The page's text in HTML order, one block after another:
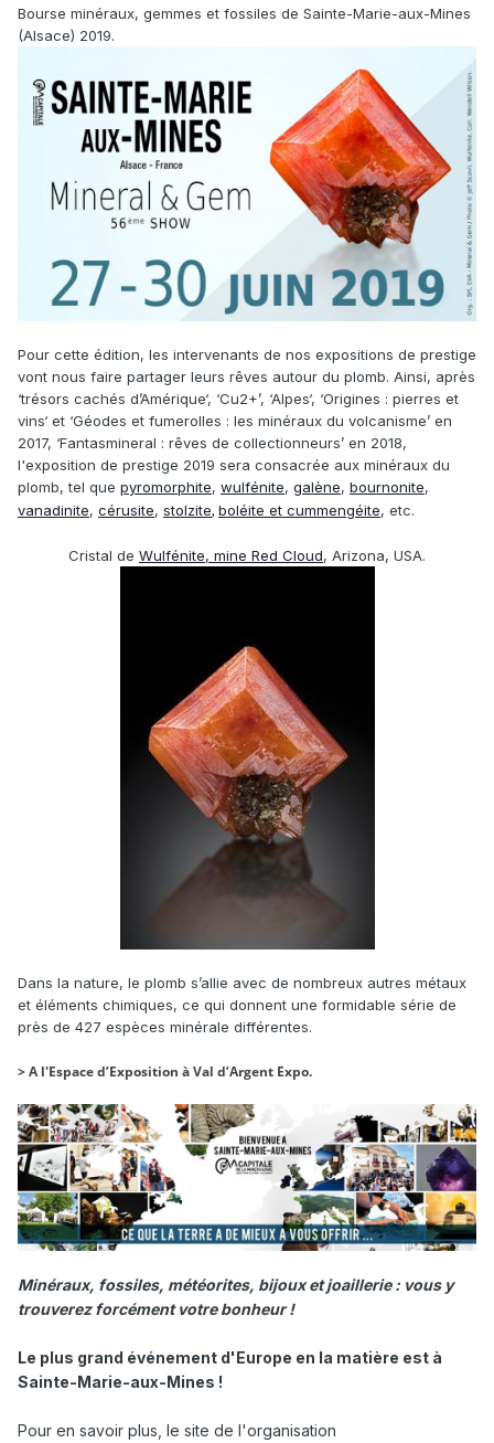
Bourse minéraux, gemmes et fossiles de Sainte-Marie-aux-Mines
(Alsace) 2019.
Pour cette édition, les intervenants de nos expositions de prestige
vont nous faire partager leurs rêves autour du plomb. Ainsi, après
‘trésors cachés d’Amérique‘, ‘Cu2+’, ‘Alpes‘, ‘Origines : pierres et
vins‘ et ‘Géodes et fumerolles : les minéraux du volcanisme’ en
2017, ‘Fantasmineral : rêves de collectionneurs’ en 2018,
l'exposition de prestige 2019 sera consacrée aux minéraux du
plomb, tel que pyromorphite, wulfénite, galène, bournonite,
vanadinite, cérusite, stolzite, boléite et cummengéite, etc.
Cristal de Wulfénite, mine Red Cloud, Arizona, USA.
Dans la nature, le plomb s’allie avec de nombreux autres métaux
et éléments chimiques, ce qui donnent une formidable série de
près de 427 espèces minérale différentes.
> A l'Espace d’Exposition à Val d’Argent Expo.
Minéraux, fossiles, météorites, bijoux et joaillerie : vous y
trouverez forcément votre bonheur !
Le plus grand événement d'Europe en la matière est à
Sainte-Marie-aux-Mines !
Pour en savoir plus, le site de l'organisation